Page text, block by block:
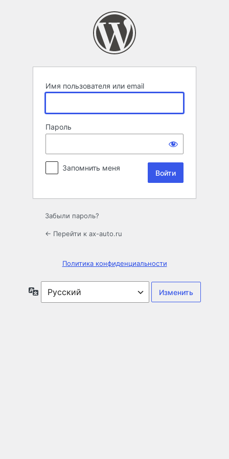
Имя пользователя или email
Пароль
Запомнить меня
Забыли пароль?
← Перейти к ax-auto.ru
Политика конфиденциальности
Язык